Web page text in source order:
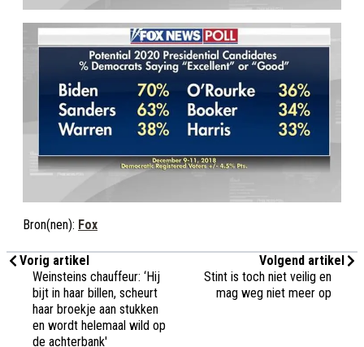
Bron(nen): Fox
Vorig artikel
Weinsteins chauffeur: ‘Hij
bijt in haar billen, scheurt
haar broekje aan stukken
en wordt helemaal wild op
de achterbank'
Volgend artikel
Stint is toch niet veilig en
mag weg niet meer op